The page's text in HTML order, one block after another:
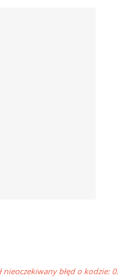
błęd o kodzie: 0.